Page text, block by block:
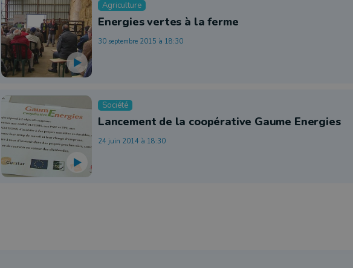
Agriculture
Energies vertes à la ferme
30 septembre 2015 à 18:30
Société
Lancement de la coopérative Gaume Energies
24 juin 2014 à 18:30